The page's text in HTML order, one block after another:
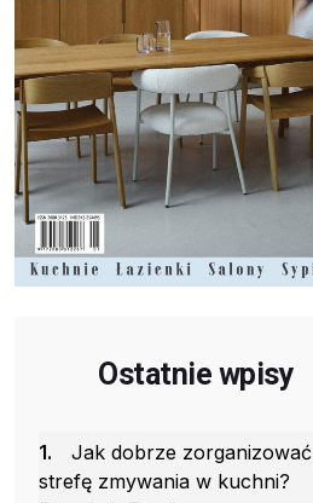
Ostatnie wpisy
1.
Jak dobrze zorganizować
strefę zmywania w kuchni?